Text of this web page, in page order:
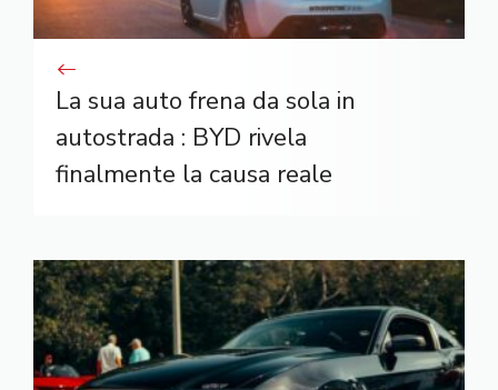
La sua auto frena da sola in
autostrada : BYD rivela
finalmente la causa reale